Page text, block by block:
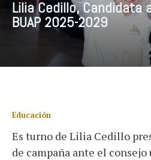
Lilia Cedillo, Candidata
BUAP 2025-2029
Educación
Es turno de Lilia Cedillo
de campaña ante el